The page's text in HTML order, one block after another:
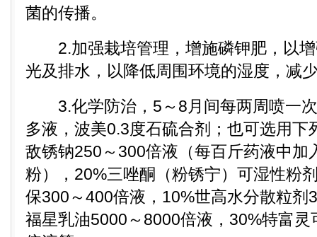
菌的传播。
2.加强栽培管理，增施磷钾肥，以增
光及排水，以降低周围环境的湿度，减
3.化学防治，5～8月间每两周喷一次
多液，波美0.3度石硫合剂；也可选用下
敌锈钠250～300倍液（每百斤药液中加
粉），20%三唑酮（粉锈宁）可湿性粉
保300～400倍液，10%世高水分散粒剂
福星乳油5000～8000倍液，30%特富